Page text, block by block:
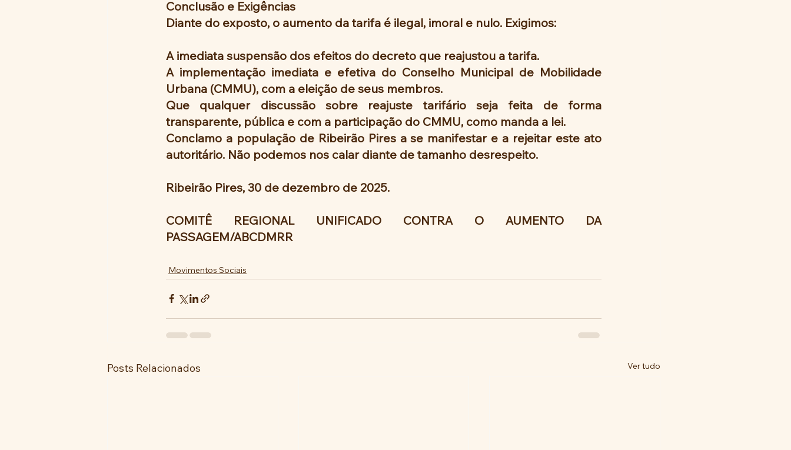
Conclusão e Exigências
Diante do exposto, o aumento da tarifa é ilegal, imoral e nulo. Exigimos:
A imediata suspensão dos efeitos do decreto que reajustou a tarifa.
A implementação imediata e efetiva do Conselho Municipal de Mobilidade
Urbana (CMMU), com a eleição de seus membros.
Que qualquer discussão sobre reajuste tarifário seja feita de forma
transparente, pública e com a participação do CMMU, como manda a lei.
Conclamo a população de Ribeirão Pires a se manifestar e a rejeitar este ato
autoritário. Não podemos nos calar diante de tamanho desrespeito.
Ribeirão Pires, 30 de dezembro de 2025.
COMITÊ REGIONAL UNIFICADO CONTRA O AUMENTO DA
PASSAGEM/ABCDMRR
Movimentos Sociais
Posts Relacionados Ver tudo